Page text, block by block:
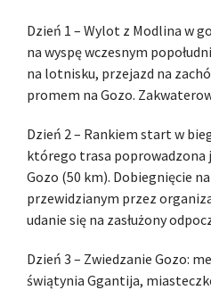
Dzień 1 – Wylot z Modlina w
na wyspę wczesnym
na lotnisku, przejazd na
promem na Gozo.
Dzień 2 – Rankiem start w
którego trasa poprowadzona
Gozo (50 km). Dobiegnięcie
przewidzianym przez
udanie się na zasłużony
Dzień 3 – Zwiedzanie Gozo:
świątynia Ggantija,